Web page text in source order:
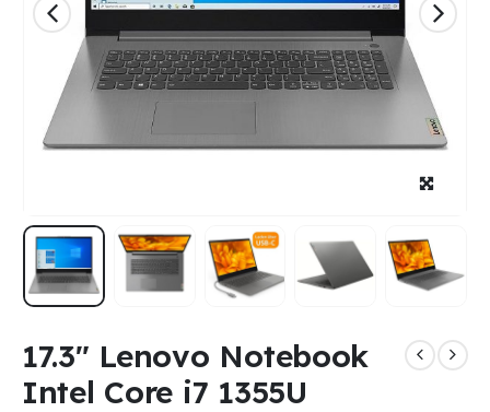
17.3″ Lenovo Notebook
Intel Core i7 1355U